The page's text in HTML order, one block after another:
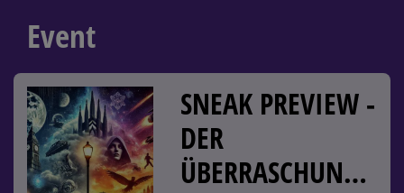
Event
SNEAK PREVIEW -
DER
ÜBERRASCHUNGSFILM